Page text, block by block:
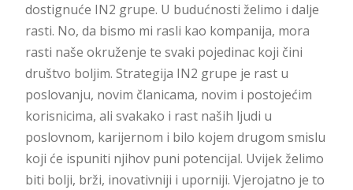
dostignuće IN2 grupe. U budućnosti želimo i dalje
rasti. No, da bismo mi rasli kao kompanija, mora
rasti naše okruženje te svaki pojedinac koji čini
društvo boljim. Strategija IN2 grupe je rast u
poslovanju, novim članicama, novim i postojećim
korisnicima, ali svakako i rast naših ljudi u
poslovnom, karijernom i bilo kojem drugom smislu
koji će ispuniti njihov puni potencijal. Uvijek želimo
biti bolji, brži, inovativniji i uporniji. Vjerojatno je to